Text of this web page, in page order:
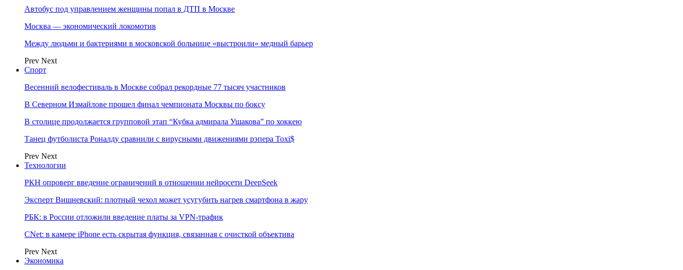
Автобус под управлением женщины попал в ДТП в Москве
Москва — экономический локомотив
Между людьми и бактериями в московской больнице «выстроили» медный барьер
Prev Next
Спорт
Весенний велофестиваль в Москве собрал рекордные 77 тысяч участников
В Северном Измайлове прошел финал чемпионата Москвы по боксу
В столице продолжается групповой этап “Кубка адмирала Ушакова” по хоккею
Танец футболиста Роналду сравнили с вирусными движениями рэпера Toxi$
Prev Next
Технологии
РКН опроверг введение ограничений в отношении нейросети DeepSeek
Эксперт Вишневский: плотный чехол может усугубить нагрев смартфона в жару
РБК: в России отложили введение платы за VPN-трафик
CNet: в камере iPhone есть скрытая функция, связанная с очисткой объектива
Prev Next
Экономика